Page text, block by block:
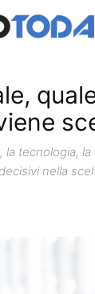
tecnologia, la
nella